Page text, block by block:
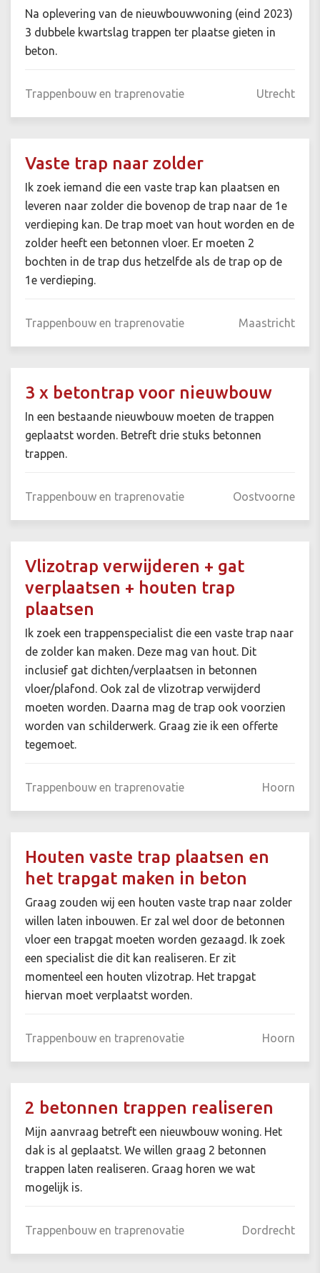
Na oplevering van de nieuwbouwwoning (eind 2023)
3 dubbele kwartslag trappen ter plaatse gieten in
beton.
Trappenbouw en traprenovatie Utrecht
Vaste trap naar zolder
Ik zoek iemand die een vaste trap kan plaatsen en
leveren naar zolder die bovenop de trap naar de 1e
verdieping kan. De trap moet van hout worden en de
zolder heeft een betonnen vloer. Er moeten 2
bochten in de trap dus hetzelfde als de trap op de
1e verdieping.
Trappenbouw en traprenovatie Maastricht
3 x betontrap voor nieuwbouw
In een bestaande nieuwbouw moeten de trappen
geplaatst worden. Betreft drie stuks betonnen
trappen.
Trappenbouw en traprenovatie Oostvoorne
Vlizotrap verwijderen + gat
verplaatsen + houten trap
plaatsen
Ik zoek een trappenspecialist die een vaste trap naar
de zolder kan maken. Deze mag van hout. Dit
inclusief gat dichten/verplaatsen in betonnen
vloer/plafond. Ook zal de vlizotrap verwijderd
moeten worden. Daarna mag de trap ook voorzien
worden van schilderwerk. Graag zie ik een offerte
tegemoet.
Trappenbouw en traprenovatie Hoorn
Houten vaste trap plaatsen en
het trapgat maken in beton
Graag zouden wij een houten vaste trap naar zolder
willen laten inbouwen. Er zal wel door de betonnen
vloer een trapgat moeten worden gezaagd. Ik zoek
een specialist die dit kan realiseren. Er zit
momenteel een houten vlizotrap. Het trapgat
hiervan moet verplaatst worden.
Trappenbouw en traprenovatie Hoorn
2 betonnen trappen realiseren
Mijn aanvraag betreft een nieuwbouw woning. Het
dak is al geplaatst. We willen graag 2 betonnen
trappen laten realiseren. Graag horen we wat
mogelijk is.
Trappenbouw en traprenovatie Dordrecht